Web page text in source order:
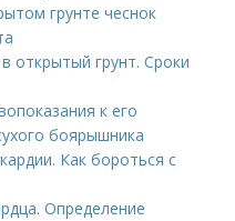
грунте чеснок
открытый грунт. Сроки
к его
боярышника
Как бороться с
Определение